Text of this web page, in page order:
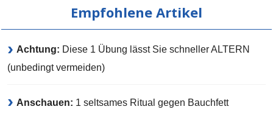
Empfohlene Artikel
Achtung: Diese 1 Übung lässt Sie schneller ALTERN
(unbedingt vermeiden)
Anschauen: 1 seltsames Ritual gegen Bauchfett